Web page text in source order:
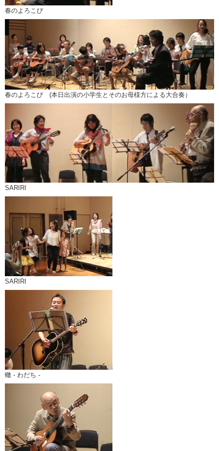
春のよろこび
春のよろこび (本日出演の小学生とそのお母様方による大合奏）
SARIRI
SARIRI
轍 - わだち -